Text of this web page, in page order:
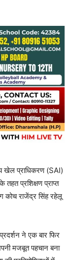
खेल प्राधिकरण (SAI)
प्रशिक्षण प्राप्त
कोच राजेंद्र सिंह रहेलू
प्रदर्शन ने एक बार फिर
मजबूत पहचान बना